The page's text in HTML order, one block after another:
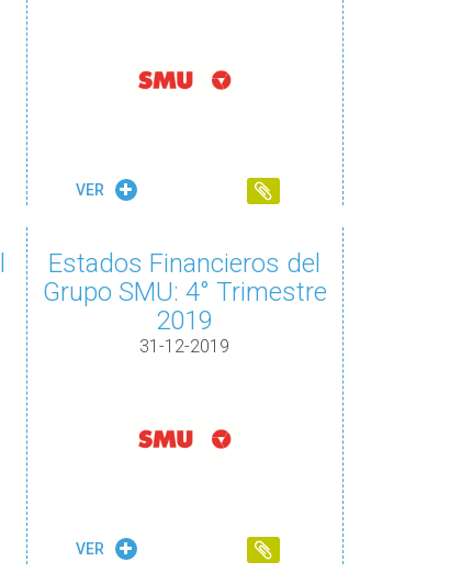
VER
Estados Financieros del
Grupo SMU: 4° Trimestre
2019
31-12-2019
VER